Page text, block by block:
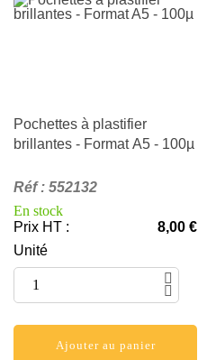
Pochettes à plastifier
brillantes - Format A5 - 100µ
Réf: 552132
En stock
Prix HT :
8,00 €
Unité
Ajouter au panier